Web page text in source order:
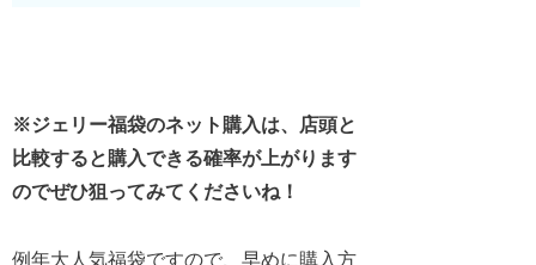
※ジェリー福袋のネット購入は、店頭と
比較すると購入できる確率が上がります
のでぜひ狙ってみてくださいね！
例年大人気福袋ですので、早めに購入方